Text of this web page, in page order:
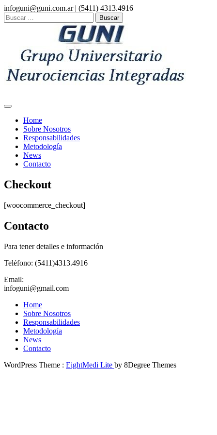
Skip
to
content
infoguni@guni.com.ar | (5411) 4313.4916
Buscar:
Home
Sobre Nosotros
Responsabilidades
Metodología
News
Contacto
Checkout
[woocommerce_checkout]
Contacto
Para tener detalles e información
Teléfono: (5411)4313.4916
Email:
infoguni@gmail.com
Home
Sobre Nosotros
Responsabilidades
Metodología
News
Contacto
WordPress Theme : EightMedi Lite by 8Degree Themes